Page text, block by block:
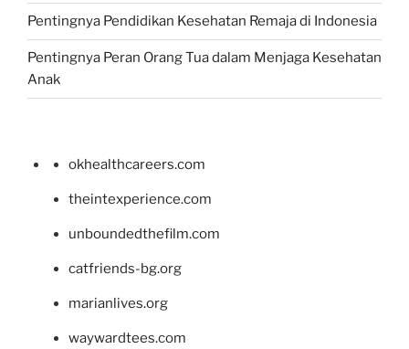
Pentingnya Pendidikan Kesehatan Remaja di Indonesia
Pentingnya Peran Orang Tua dalam Menjaga Kesehatan
Anak
okhealthcareers.com
theintexperience.com
unboundedthefilm.com
catfriends-bg.org
marianlives.org
waywardtees.com